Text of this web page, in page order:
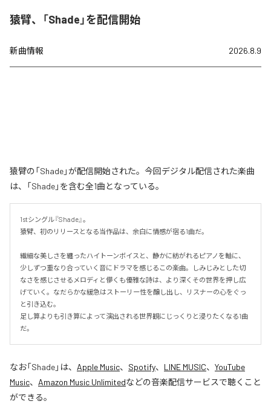
猿臂、「Shade」を配信開始
新曲情報 2026.8.9
猿臂の「Shade」が配信開始された。今回デジタル配信された楽曲
は、「Shade」を含む全1曲となっている。
1stシングル『Shade』。
猿臂、初のリリースとなる当作品は、余白に情感が宿る1曲だ。
繊細な美しさを纏ったハイトーンボイスと、静かに紡がれるピアノを軸に、
少しずつ重なり合っていく音にドラマを感じるこの楽曲。しみじみとした切
なさを感じさせるメロディと儚くも優雅な詩は、より深くその世界を押し広
げていく。なだらかな緩急はストーリー性を醸し出し、リスナーの心をぐっ
と引き込む。
足し算よりも引き算によって演出される世界観にじっくりと浸りたくなる1曲
だ。
なお「Shade」は、 Apple Music、 Spotify、 LINE MUSIC、 YouTube
Music、 Amazon Music Unlimitedなどの音楽配信サービスで聴くこと
ができる。